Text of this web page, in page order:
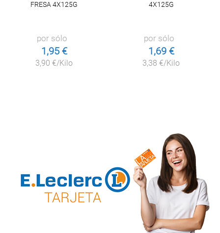
FRESA 4X125G
por sólo
1,95 €
3,90 €/Kilo
4X125G
por sólo
1,69 €
3,38 €/Kilo